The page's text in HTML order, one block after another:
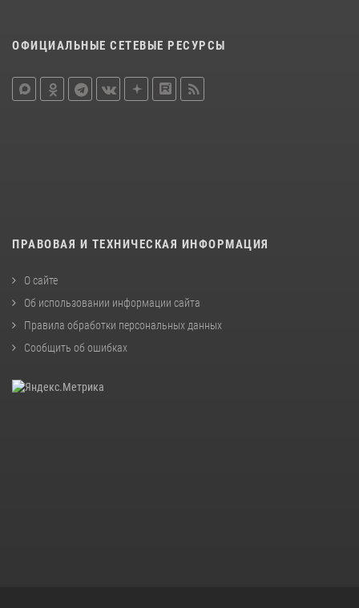
ОФИЦИАЛЬНЫЕ СЕТЕВЫЕ РЕСУРСЫ
ПРАВОВАЯ И ТЕХНИЧЕСКАЯ ИНФОРМАЦИЯ
О сайте
Об использовании информации сайта
Правила обработки персональных данных
Сообщить об ошибках